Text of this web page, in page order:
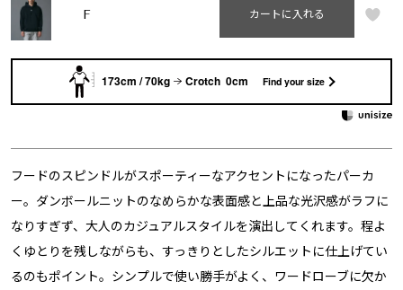
F カートに入れる
173cm / 70kg Crotch 0cm Find your size
フードのスピンドルがスポーティーなアクセントになったパーカ
ー。ダンボールニットのなめらかな表面感と上品な光沢感がラフに
なりすぎず、大人のカジュアルスタイルを演出してくれます。程よ
くゆとりを残しながらも、すっきりとしたシルエットに仕上げてい
るのもポイント。シンプルで使い勝手がよく、ワードローブに欠か